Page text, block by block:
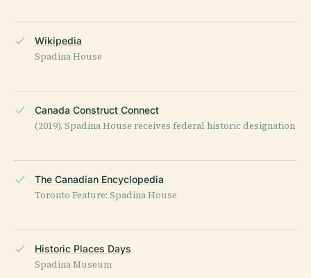
Wikipedia
Spadina House
Canada Construct Connect
(2019). Spadina House receives federal historic designation
The Canadian Encyclopedia
Toronto Feature: Spadina House
Historic Places Days
Spadina Museum